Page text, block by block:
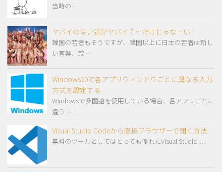
当時の …
ヤバイの使い道がヤバイ？…だけじゃなーい！
韓国の若者もそうですが、韓国以上に日本の若者は新し
い言葉、或 …
Windows10で各アプリウィンドウごとに異なる入力
方式を設定する
Windowsで多国語を使用している場合、各アプリごとに
違う …
Visual Studio Codeから直接ブラウザーで開く方法
無料のツールとしてはとっても優れたVisual Studio …